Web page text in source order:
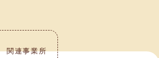
関連事業所